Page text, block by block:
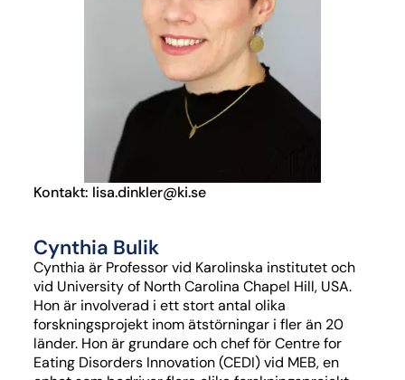
Kontakt: lisa.dinkler@ki.se
Cynthia Bulik
Cynthia ärProfessorvid Karolinska institutetoch
vid UniversityofNorthCarolina Chapel Hill, USA.
Honär involverad i ett stort antal olika
forskningsprojekt inom ätstörningar i fler än 20
länder. Hon är grundare och chef förCentre for
EatingDisorders Innovation(CEDI)vid MEB, en